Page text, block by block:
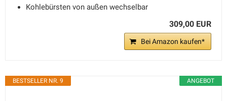
Kohlebürsten von außen wechselbar
309,00 EUR
Bei Amazon kaufen*
ANGEBOT
BESTSELLER NR. 9